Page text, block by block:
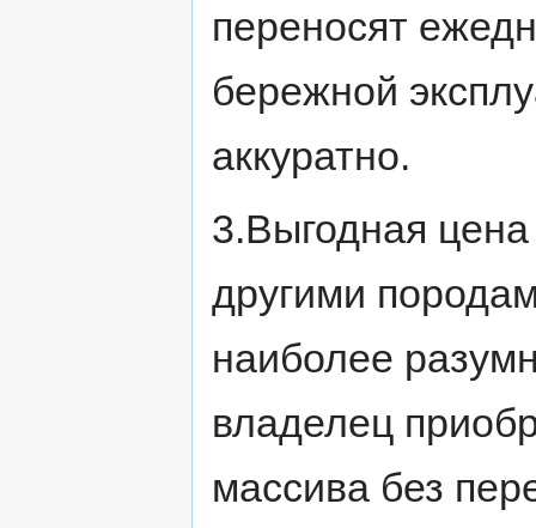
переносят
бережной
аккуратно.
3.Выгодная
другими
наиболее
владелец
массива без